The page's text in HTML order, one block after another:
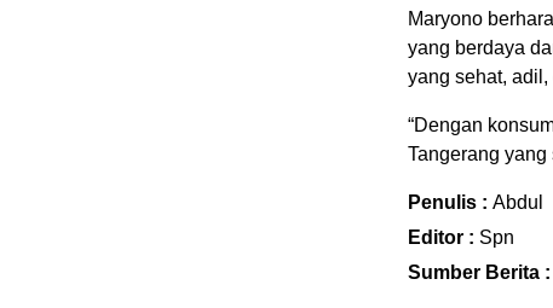
Maryono
yang berdaya
yang sehat,
“Dengan
Tangerang yang
Penulis : Abdul
Editor : Spn
Sumber Berita :